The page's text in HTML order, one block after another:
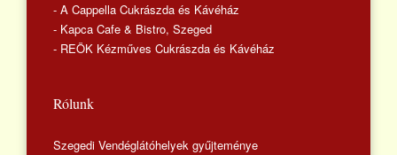
- A Cappella Cukrászda és Kávéház
- Kapca Cafe & Bistro, Szeged
- REÖK Kézműves Cukrászda és Kávéház
Rólunk
Szegedi Vendéglátóhelyek gyűjteménye